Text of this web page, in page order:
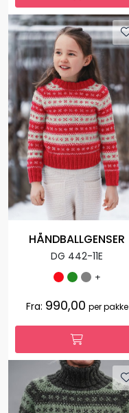
HÅNDBALLGENSER
DG 442-11E
+
Fra: 990,00 per pakke